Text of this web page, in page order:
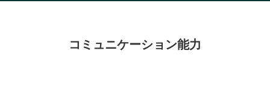
コミュニケーション能力